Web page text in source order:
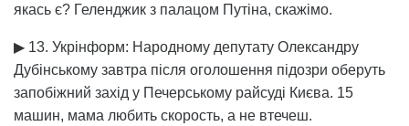
якась є? Геленджик з палацом Путіна, скажімо.
▶ 13. Укрінформ: Народному депутату Олександру
Дубінському завтра після оголошення підозри оберуть
запобіжний захід у Печерському райсуді Києва. 15
машин, мама любить скорость, а не втечеш.